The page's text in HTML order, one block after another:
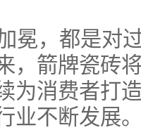
冕，都是对
，箭牌瓷砖
为消费者打
业不断发展